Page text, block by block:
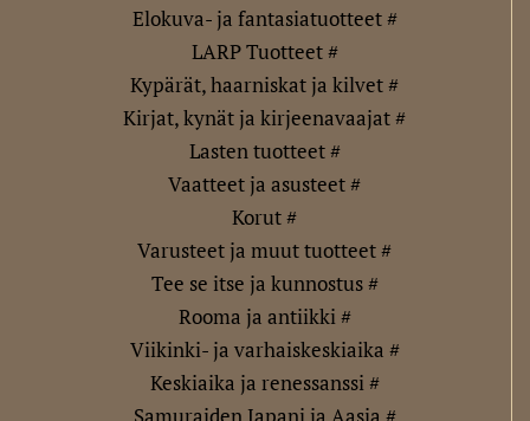
Elokuva- ja fantasiatuotteet #
LARP Tuotteet #
Kypärät, haarniskat ja kilvet #
Kirjat, kynät ja kirjeenavaajat #
Lasten tuotteet #
Vaatteet ja asusteet #
Korut #
Varusteet ja muut tuotteet #
Tee se itse ja kunnostus #
Rooma ja antiikki #
Viikinki- ja varhaiskeskiaika #
Keskiaika ja renessanssi #